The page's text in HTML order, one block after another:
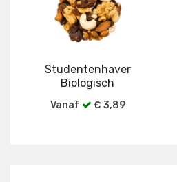
Studentenhaver
Biologisch
Vanaf € 3,89